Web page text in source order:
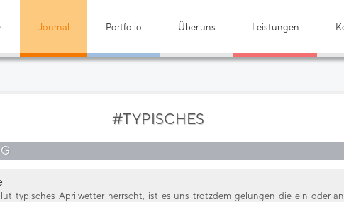
Journal Portfolio Über uns Leistungen
#TYPISCHES
typisches Aprilwetter herrscht, ist es uns trotzdem gelungen die ein oder